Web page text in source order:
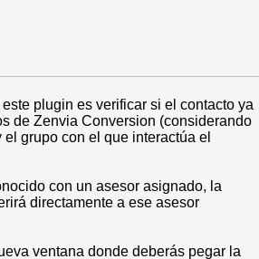
plugin es verificar si el contacto ya
de Zenvia Conversion (considerando
grupo con el que interactúa el
con un asesor asignado, la
directamente a ese asesor
ventana donde deberás pegar la